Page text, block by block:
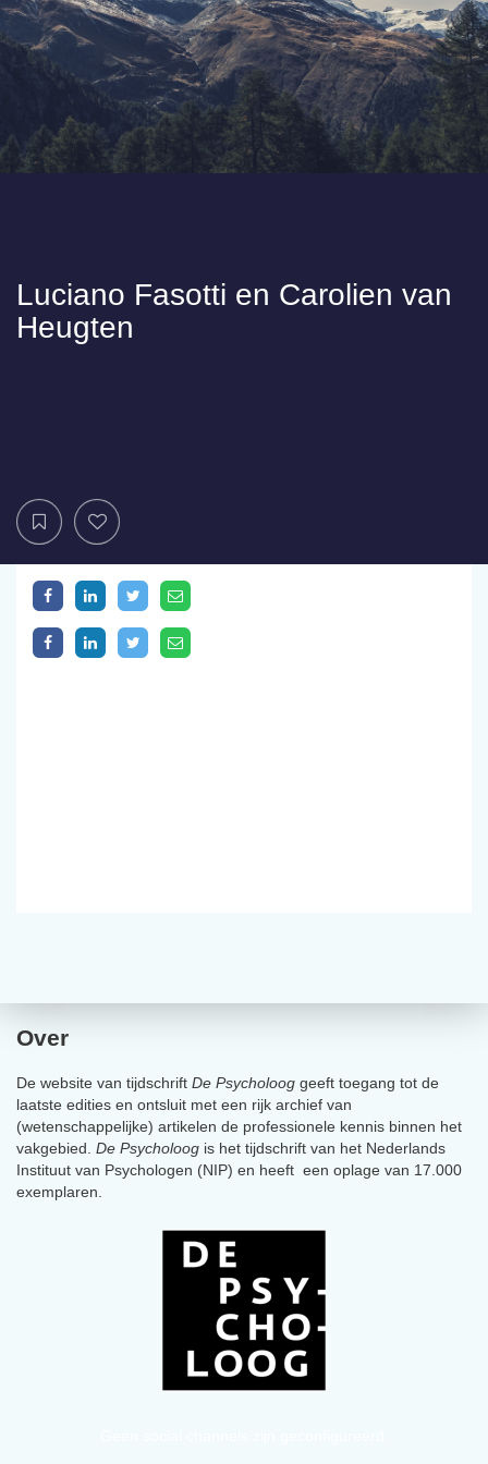
Luciano Fasotti en Carolien van
Heugten
Over
De website van tijdschrift De Psycholoog geeft toegang tot de
laatste edities en ontsluit met een rijk archief van
(wetenschappelijke) artikelen de professionele kennis binnen het
vakgebied. De Psycholoog is het tijdschrift van het Nederlands
Instituut van Psychologen (NIP) en heeft een oplage van 17.000
exemplaren.